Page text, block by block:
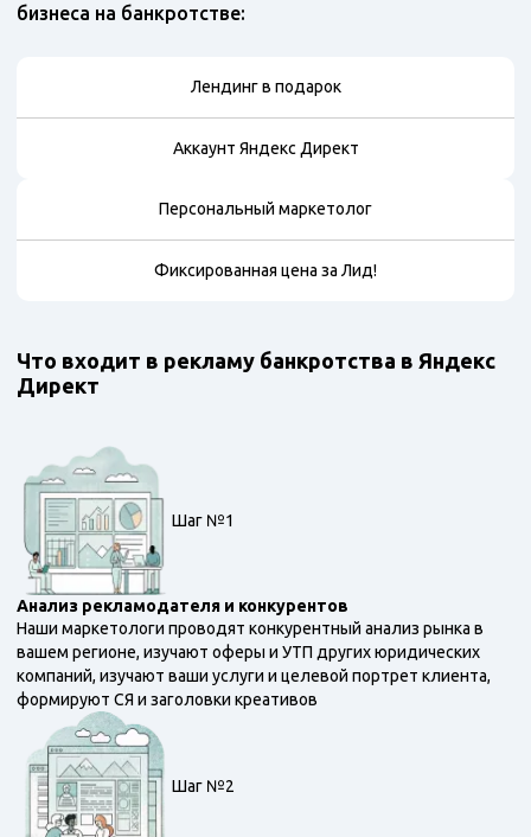
бизнеса на банкротстве:
Лендинг в подарок
Аккаунт Яндекс Директ
Персональный маркетолог
Фиксированная цена за Лид!
Что входит в рекламу банкротства в Яндекс
Директ
Шаг №1
Анализ рекламодателя и конкурентов
Наши маркетологи проводят конкурентный анализ рынка в
вашем регионе, изучают оферы и УТП других юридических
компаний, изучают ваши услуги и целевой портрет клиента,
формируют СЯ и заголовки креативов
Шаг №2